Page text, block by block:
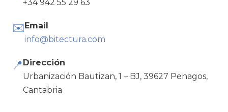
+34 942 55 29 63
✉️Email
info@bitectura.com
📍Dirección
Urbanización Bautizan, 1 – BJ, 39627 Penagos,
Cantabria